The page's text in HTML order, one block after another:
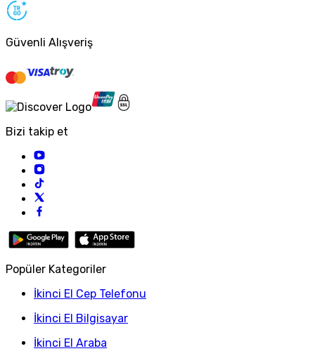
Güvenli Alışveriş
Bizi takip et
Popüler Kategoriler
İkinci El Cep Telefonu
İkinci El Bilgisayar
İkinci El Araba